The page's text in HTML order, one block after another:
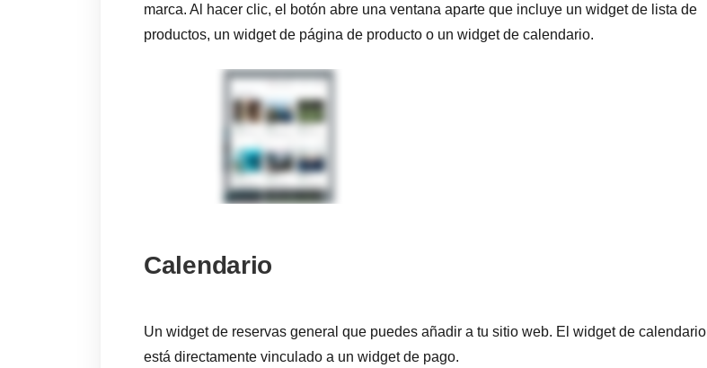
marca. Al hacer clic, el botón abre una ventana aparte que incluye un widget de lista de
productos, un widget de página de producto o un widget de calendario.
Calendario
Un widget de reservas general que puedes añadir a tu sitio web. El widget de calendario
está directamente vinculado a un widget de pago.